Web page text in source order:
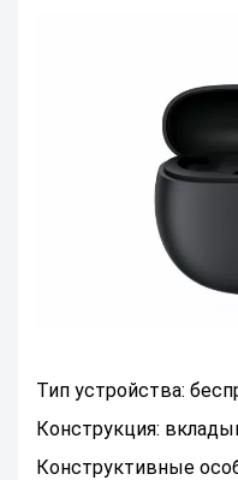
Тип устройства:
Конструкция:
Конструктивные